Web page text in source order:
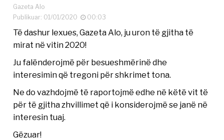
Gazeta Alo
Publikuar: 01/01/2020
00:03
Të dashur lexues, Gazeta Alo, ju uron të gjitha të
mirat në vitin 2020!
Ju falënderojmë për besueshmërinë dhe
interesimin që tregoni për shkrimet tona.
Ne do vazhdojmë të raportojmë edhe në këtë vit të
për të gjitha zhvillimet që i konsiderojmë se janë në
interesin tuaj.
Gëzuar!